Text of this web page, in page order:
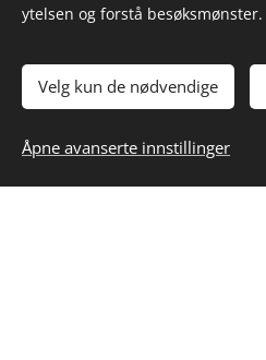
Nettstedkart:
Forside
Inspirasjon
Kunnskap
Om oss
ytelsen og forstå besøksmønster.
Velg kun de nødvendige
Åpne avanserte innstillinger